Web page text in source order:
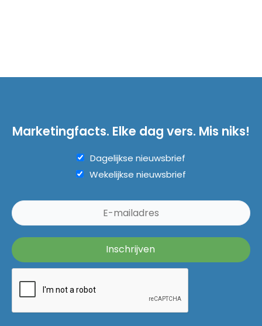
Marketingfacts. Elke dag vers. Mis niks!
Dagelijkse nieuwsbrief
Wekelijkse nieuwsbrief